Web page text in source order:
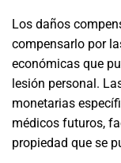
Los daños
compensarlo por
económicas que
lesión personal.
monetarias
médicos futuros,
propiedad que se